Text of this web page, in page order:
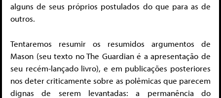
alguns de seus próprios postulados do que para as de
outros.
Tentaremos resumir os resumidos argumentos de
Mason (seu texto no The Guardian é a apresentação de
seu recém-lançado livro), e em publicações posteriores
nos deter criticamente sobre as polêmicas que parecem
dignas de serem levantadas: a permanência do